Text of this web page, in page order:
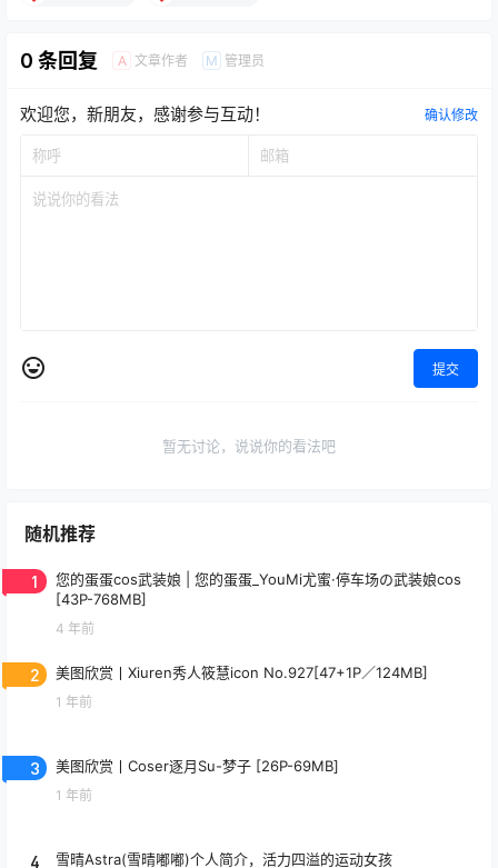
0 条回复 A 文章作者 M 管理员
欢迎您，新朋友，感谢参与互动！ 确认修改
提交
暂无讨论，说说你的看法吧
随机推荐
1
您的蛋蛋cos武装娘 | 您的蛋蛋_YouMi尤蜜·停车场の武装娘cos
[43P-768MB]
4 年前
2 美图欣赏丨Xiuren秀人筱慧icon No.927[47+1P／124MB]
1 年前
3 美图欣赏丨Coser逐月Su-梦子 [26P-69MB]
1 年前
4 雪晴Astra(雪晴嘟嘟)个人简介，活力四溢的运动女孩